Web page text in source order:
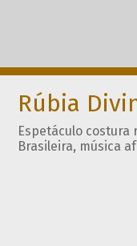
Rúbia
Espetáculo
Brasileira, música